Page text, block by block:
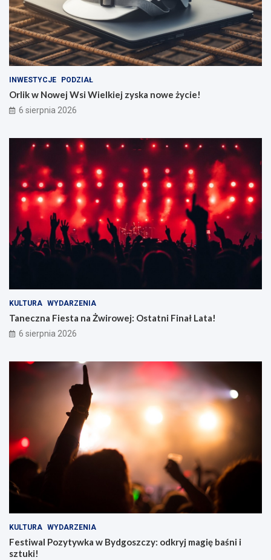
INWESTYCJE PODZIAŁ
Orlik w Nowej Wsi Wielkiej zyska nowe życie!
6 sierpnia 2026
KULTURA WYDARZENIA
Taneczna Fiesta na Żwirowej: Ostatni Finał Lata!
6 sierpnia 2026
KULTURA WYDARZENIA
Festiwal Pozytywka w Bydgoszczy: odkryj magię baśni i
sztuki!